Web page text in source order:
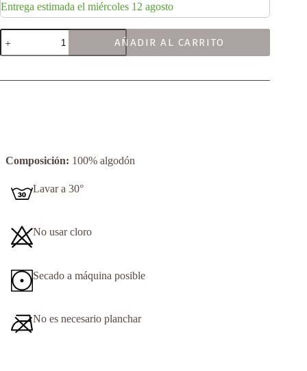
Entrega estimada el miércoles 12 agosto
Beach
cantidad
AÑADIR AL CARRITO
Composición: 100% algodón
Lavar a 30°
No usar cloro
Secado a máquina posible
No es necesario planchar